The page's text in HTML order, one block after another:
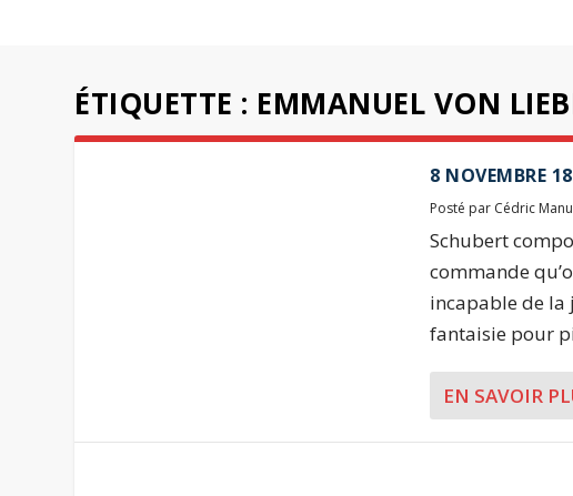
ÉTIQUETTE : EMMANUEL VON
8 NOVEMBRE
Posté par Cédric
Schubert
commande
incapable de la
fantaisie pour
EN SAVOIR